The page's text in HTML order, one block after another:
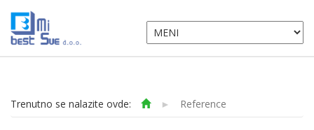
Trenutno se nalazite ovde: ► Reference